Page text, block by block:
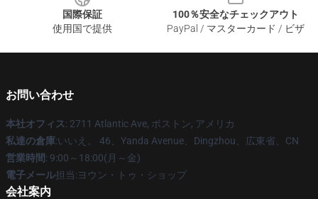
国際保証
使用国で提供
100％安全なチェックアウト
PayPal / マスターカード / ビザ
お問い合わせ
本社オフィス: 2711 Atlantic Ave, ボストン, アメリカ
私達の倉庫:いいえ。 46、Yanda Avenue、Dingzhou、広東省、CN
営業時間: 9:00～18:00(月～金)
電子メール担当:ヨウン・トゥ・ショップ
会社案内